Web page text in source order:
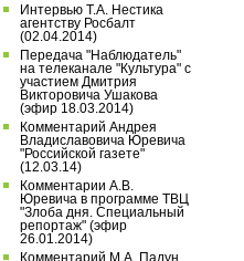
Интервью Т.А. Нестика
агентству Росбалт
(02.04.2014)
Передача "Наблюдатель"
на телеканале "Культура" с
участием Дмитрия
Викторовича Ушакова
(эфир 18.03.2014)
Комментарий Андрея
Владиславовича Юревича
"Российской газете"
(12.03.14)
Комментарии А.В.
Юревича в программе ТВЦ
"Злоба дня. Специальный
репортаж" (эфир
26.01.2014)
Комментарий М.А. Падун